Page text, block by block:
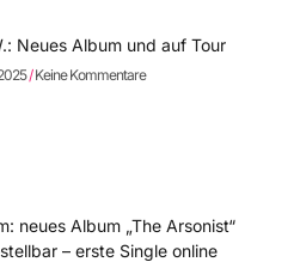
Neues Album und auf Tour
Keine Kommentare
neues Album „The Arsonist“
– erste Single online